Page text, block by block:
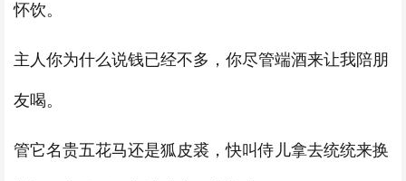
怀饮。
主人你为什么说钱已经不多，你尽管端酒来让我陪朋
友喝。
管它名贵五花马还是狐皮裘，快叫侍儿拿去统统来换